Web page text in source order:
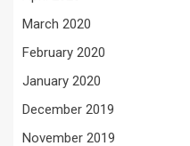
March 2020
February 2020
January 2020
December 2019
November 2019